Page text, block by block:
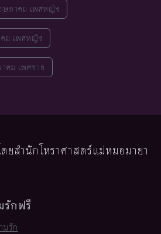
ษภาคม เพศหญิง
คม เพศหญิง
าคม เพศชาย
สำนักโหราศาสตร์แม่หมอมายา
รักฟรี
มรัก